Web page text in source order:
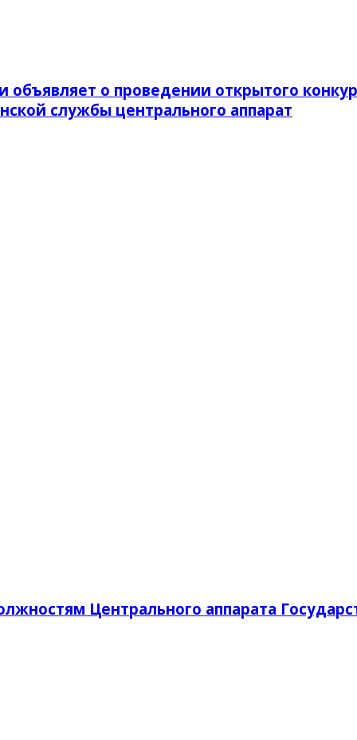
о проведении открытого
службы центрального аппарат
Центрального аппарата